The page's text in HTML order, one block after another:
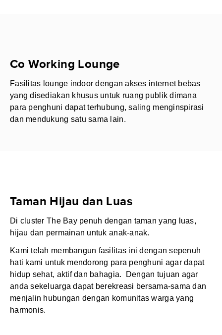
Co Working Lounge
Fasilitas lounge indoor dengan akses internet bebas
yang disediakan khusus untuk ruang publik dimana
para penghuni dapat terhubung, saling menginspirasi
dan mendukung satu sama lain.
Taman Hijau dan Luas
Di cluster The Bay penuh dengan taman yang luas,
hijau dan permainan untuk anak-anak.
Kami telah membangun fasilitas ini dengan sepenuh
hati kami untuk mendorong para penghuni agar dapat
hidup sehat, aktif dan bahagia. Dengan tujuan agar
anda sekeluarga dapat berekreasi bersama-sama dan
menjalin hubungan dengan komunitas warga yang
harmonis.